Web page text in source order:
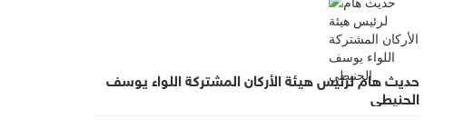
حديث هام لرئيس هيئة الأركان المشتركة اللواء يوسف
الحنيطي